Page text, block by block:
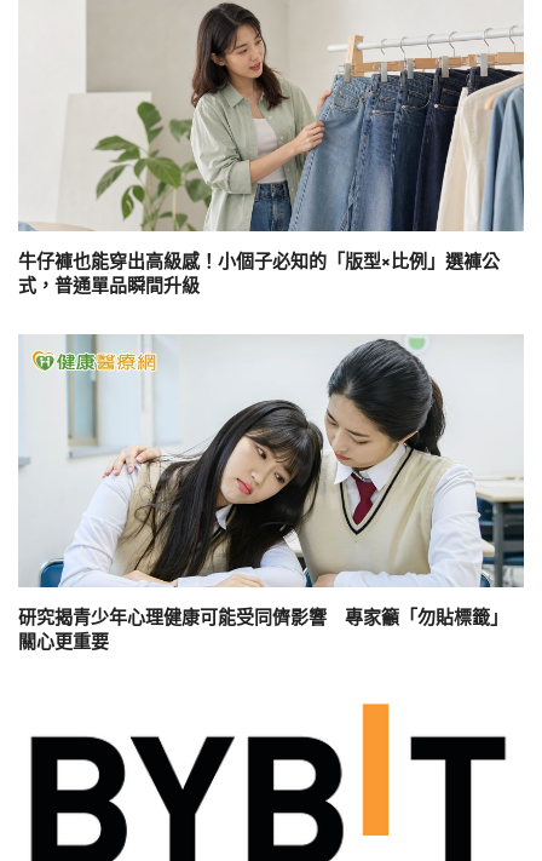
牛仔褲也能穿出高級感！小個子必知的「版型×比例」選褲公
式，普通單品瞬間升級
研究揭青少年心理健康可能受同儕影響 專家籲「勿貼標籤」
關心更重要